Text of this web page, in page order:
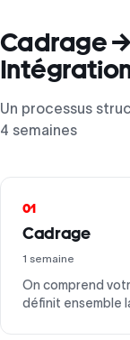
Cadrage
Un processus
4 semaines
01
Cadrage
1 semaine
On comprend
définit ensemble